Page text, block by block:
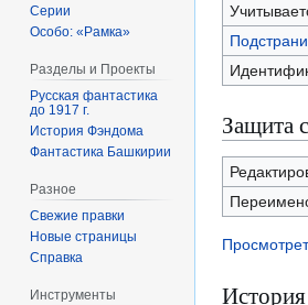
Защита
Серии
Особо: «Рамка»
Разделы и Проекты
Русская фантастика
до 1917 г.
История Фэндома
Фантастика Башкирии
Разное
Свежие правки
Новые страницы
Справка
Инструменты